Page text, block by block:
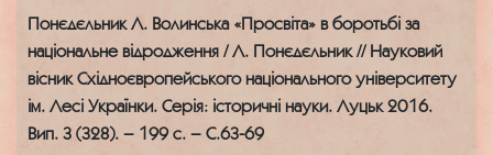
Понєдєльник Л. Волинська «Просвіта» в боротьбі за
національне відродження / Л. Понєдєльник // Науковий
вісник Східноєвропейського національного університету
ім. Лесі Українки. Серія: історичні науки. Луцьк 2016.
Вип. 3 (328). – 199 с. – С.63-69